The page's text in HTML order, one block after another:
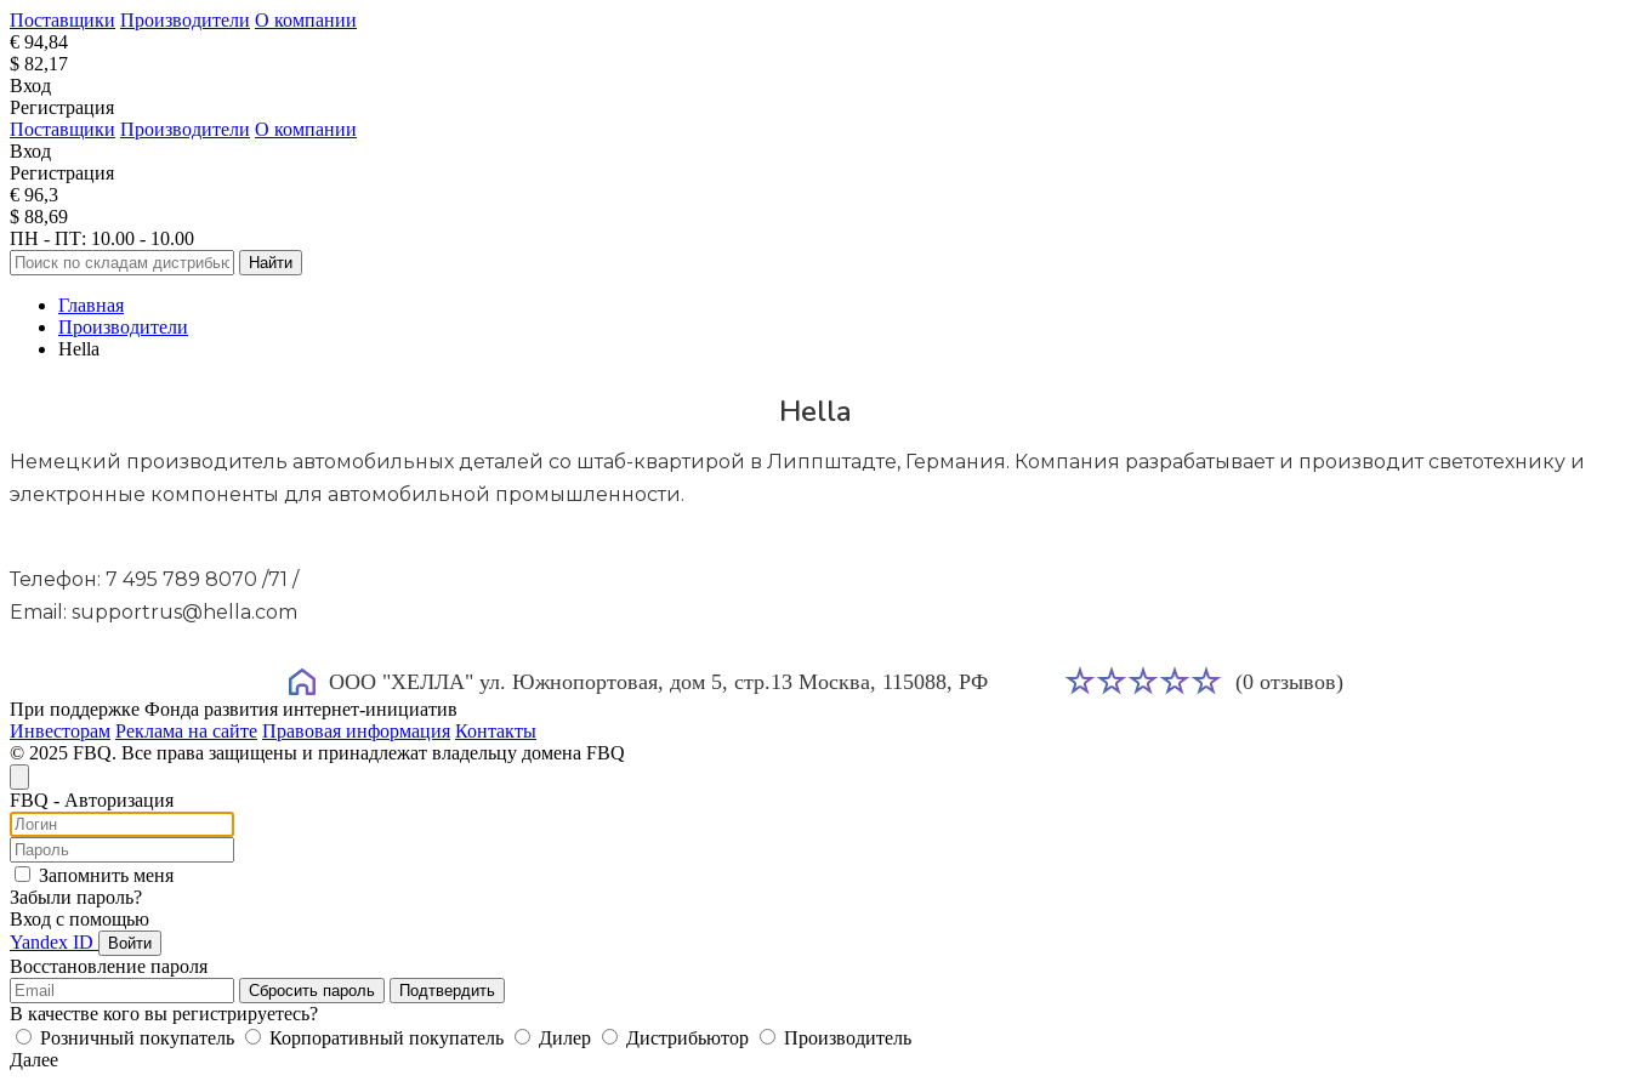
Поставщики Производители О компании
€ 94,84
$ 82,17
Вход
Регистрация
Поставщики Производители О компании
Вход
Регистрация
€ 96,3
$ 88,69
ПН - ПТ: 10.00 - 10.00
Найти
Главная
Производители
Hella
Hella
Немецкий производитель автомобильных деталей со штаб-квартирой в Липпштадте, Германия. Компания разрабатывает и производит светотехнику и
электронные компоненты для автомобильной промышленности.
Телефон: 7 495 789 8070 /71 /
Email: supportrus@hella.com
ООО "ХЕЛЛА" ул. Южнопортовая, дом 5, стр.13 Москва, 115088, РФ (0 отзывов)
При поддержке Фонда развития интернет-инициатив
Инвесторам Реклама на сайте Правовая информация Контакты
© 2025 FBQ. Все права защищены и принадлежат владельцу домена FBQ
FBQ - Авторизация
Запомнить меня
Забыли пароль?
Вход с помощью
Yandex ID
Войти
Восстановление пароля
Сбросить пароль Подтвердить
В качестве кого вы регистрируетесь?
Розничный покупатель
Корпоративный покупатель Дилер Дистрибьютор
Производитель
Далее